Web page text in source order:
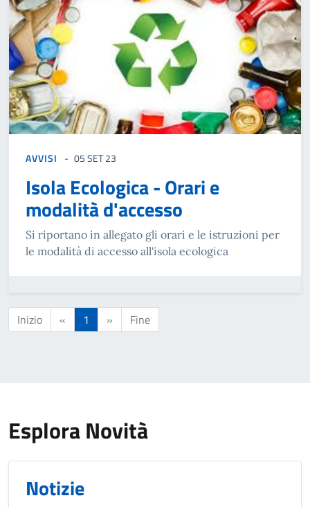
AVVISI 05 SET 23
Isola Ecologica - Orari e
modalità d'accesso
Si riportano in allegato gli orari e le istruzioni per
le modalità di accesso all'isola ecologica
Inizio « 1 » Fine
Esplora Novità
Notizie